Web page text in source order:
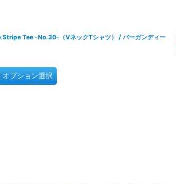
Stripe Tee -No.30-（VネックTシャツ） / バーガンディー
オプション選択